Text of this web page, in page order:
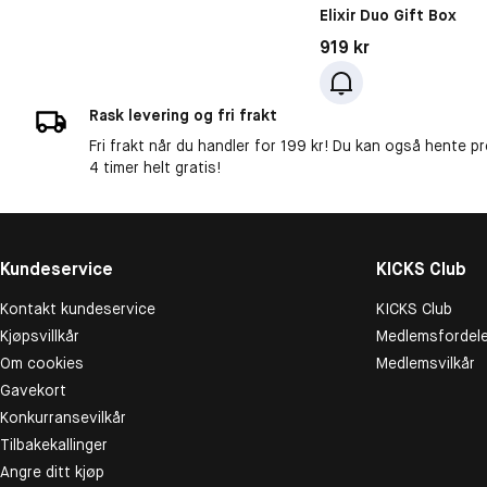
Elixir Duo Gift Box
Pris: 919 kr
919 kr
Rask levering og fri frakt
Fri frakt når du handler for 199 kr! Du kan også hente
4 timer helt gratis!
Kundeservice
Kontakt kundeservice
Kjøpsvillkår
Om cookies
Gavekort
Konkurransevilkår
Tilbakekallinger
Angre ditt kjøp
KICKS Club
KICKS Club
Medlemsvilkår